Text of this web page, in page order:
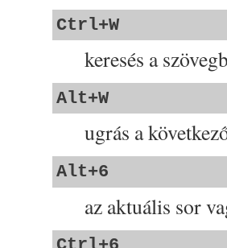
Ctrl+W
keresés a
Alt+W
ugrás a
Alt+6
az aktuális sor